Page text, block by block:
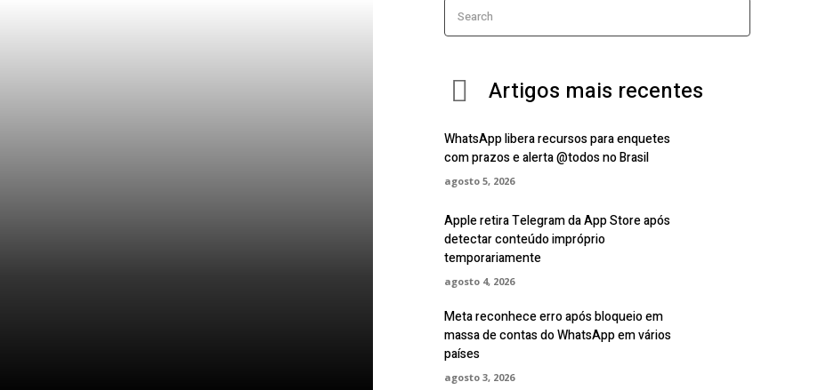
Search
Artigos mais recentes
WhatsApp libera recursos para enquetes
com prazos e alerta @todos no Brasil
agosto 5, 2026
Apple retira Telegram da App Store após
detectar conteúdo impróprio
temporariamente
agosto 4, 2026
Meta reconhece erro após bloqueio em
massa de contas do WhatsApp em vários
países
agosto 3, 2026